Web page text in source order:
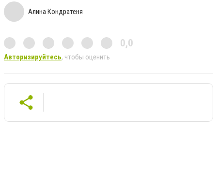
Алина Кондратеня
0,0
Авторизируйтесь, чтобы оценить